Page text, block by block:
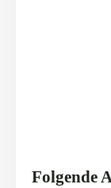
Folgende